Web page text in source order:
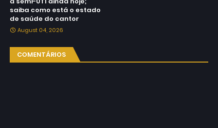
saiba como está o estado
de saúde do cantor
August 04, 2026
COMENTÁRIOS